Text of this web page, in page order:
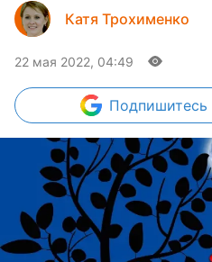
Катя Трохименко
22 мая 2022, 04:49
Подпишитесь